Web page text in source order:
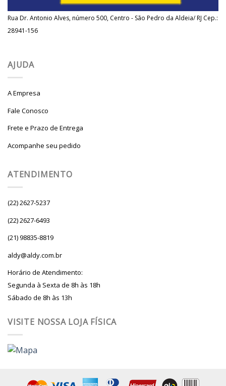
Rua Dr. Antonio Alves, número 500, Centro - São Pedro da Aldeia/ RJ Cep.:
28941-156
AJUDA
A Empresa
Fale Conosco
Frete e Prazo de Entrega
Acompanhe seu pedido
ATENDIMENTO
(22) 2627-5237
(22) 2627-6493
(21) 98835-8819
aldy@aldy.com.br
Horário de Atendimento:
Segunda à Sexta de 8h às 18h
Sábado de 8h às 13h
VISITE NOSSA LOJA FÍSICA